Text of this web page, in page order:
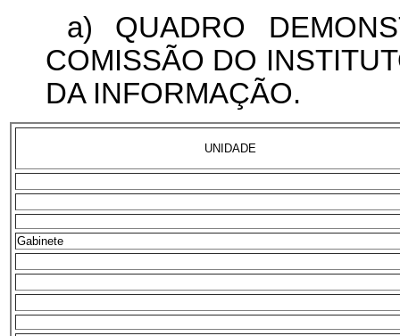
a) QUADRO
COMISSÃO DO
DA INFORMAÇÃO.
UNIDADE
Gabinete